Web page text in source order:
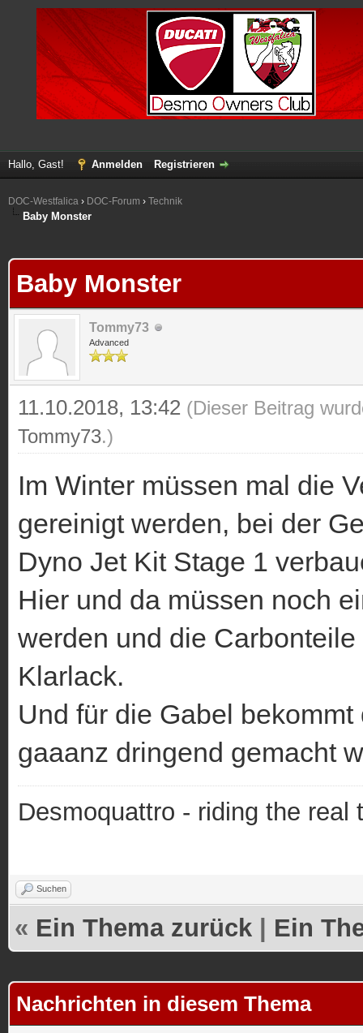
Hallo, Gast! Anmelden Registrieren
DOC-Westfalica › DOC-Forum › Technik
Baby Monster
Baby Monster
Tommy73
Advanced
11.10.2018, 13:42 (Dieser Beitrag
Tommy73.)
Im Winter müssen mal die
gereinigt werden, bei der
Dyno Jet Kit Stage 1
Hier und da müssen noch
werden und die
Klarlack.
Und für die Gabel
gaaanz dringend gemacht
Desmoquattro - riding the real
Suchen
« Ein Thema zurück Ein
Nachrichten in diesem Thema